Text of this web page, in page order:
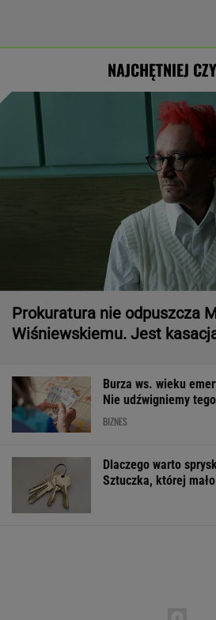
NAJCHĘTNIEJ
Prokuratura nie odpuszcza
Wiśniewskiemu. Jest
Burza ws. wieku
Nie udźwigniemy tego
BIZNES
Dlaczego warto
Sztuczka, której